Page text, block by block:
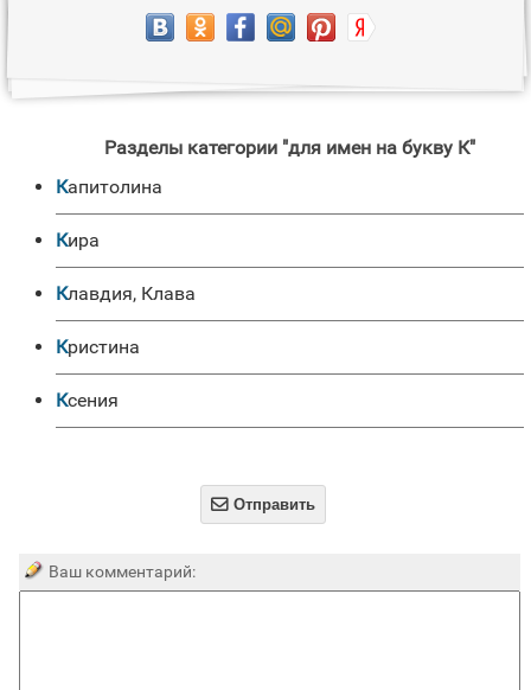
Разделы категории "для имен на букву К"
Капитолина
Кира
Клавдия, Клава
Кристина
Ксения
 Отправить
Ваш комментарий: